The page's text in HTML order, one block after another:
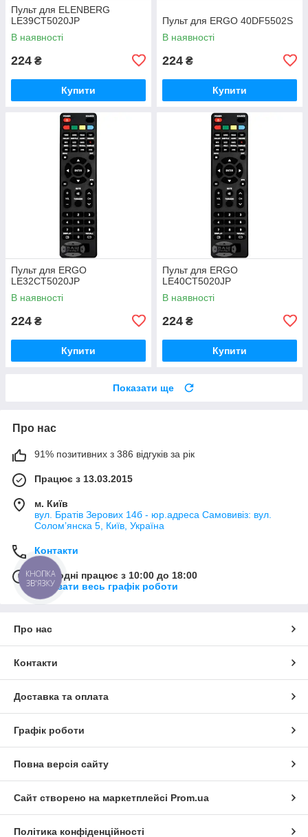
Пульт для ELENBERG
LE39CT5020JP
В наявності
224 ₴
Купити
Пульт для ERGO 40DF5502S
В наявності
224 ₴
Купити
Пульт для ERGO
LE32CT5020JP
В наявності
224 ₴
Купити
Пульт для ERGO
LE40CT5020JP
В наявності
224 ₴
Купити
Показати ще
Про нас
91% позитивних з 386 відгуків за рік
Працює з 13.03.2015
м. Київ
вул. Братів Зерових 14б - юр.адреса Самовивіз: вул.
Соломʼянска 5, Київ, Україна
Контакти
Сьогодні працює з 10:00 до 18:00
Показати весь графік роботи
Про нас
Контакти
Доставка та оплата
Графік роботи
Повна версія сайту
Сайт створено на маркетплейсі Prom.ua
Політика конфіденційності
КНОПКА
ЗВ'ЯЗКУ